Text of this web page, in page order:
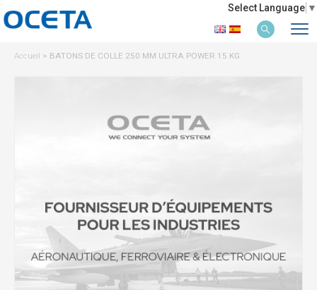
Select Language ▼
Accueil > BATONS DE COLLE 250 MM ULTRA POWER 15 KG